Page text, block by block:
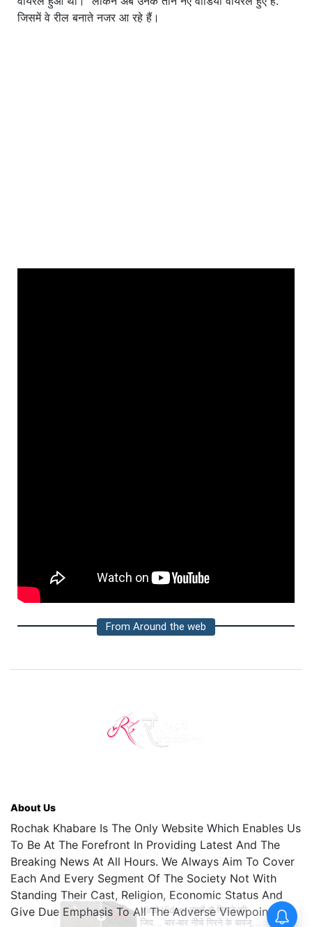
जिसमें वे रील बनाते नजर आ रहे हैं।
From Around the web
About Us
Rochak Khabare Is The Only Website Which Enables Us
To Be At The Forefront In Providing Latest And The
Breaking News At All Hours. We Always Aim To Cover
Each And Every Segment Of The Society Not With
Standing Their Cast, Religion, Economic Status And
Give Due Emphasis To All The Adverse Viewpoints.
Viral Video: बच्चों से मिलने की
जिद... बार-बार नीचे गिरने के बावजूद